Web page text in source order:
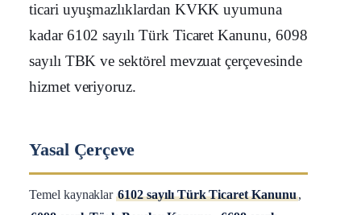
ticari uyuşmazlıklardan KVKK uyumuna
kadar 6102 sayılı Türk Ticaret Kanunu, 6098
sayılı TBK ve sektörel mevzuat çerçevesinde
hizmet veriyoruz.
Yasal Çerçeve
Temel kaynaklar6102 sayılı Türk Ticaret Kanunu,